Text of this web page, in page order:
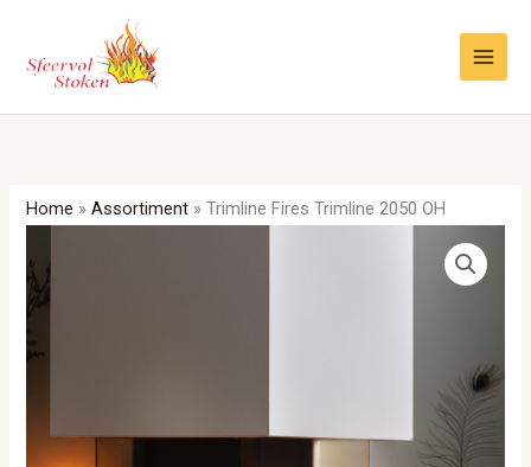
inhoud
Home »Assortiment »Trimline Fires Trimline 2050 OH